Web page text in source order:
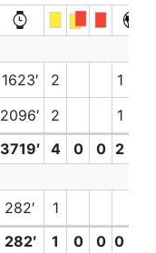
1623′ 2
1 (0)
2096′ 2
1 (0)
3719′ 4 0 0 2 (0)
282′
1
282′ 1 0 0 0 (0)